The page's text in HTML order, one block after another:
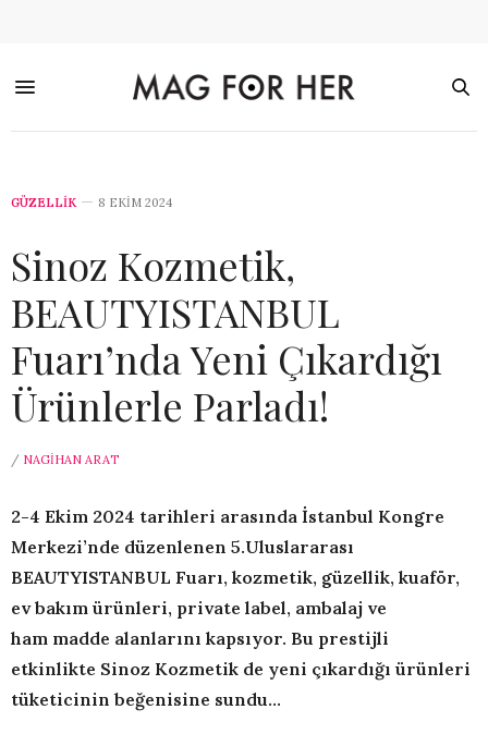
GÜZELLİK 8 EKIM 2024
Sinoz Kozmetik,
BEAUTYISTANBUL
Fuarı’nda Yeni Çıkardığı
Ürünlerle Parladı!
/ NAGIHAN ARAT
2-4 Ekim 2024 tarihleri arasında İstanbul Kongre
Merkezi’nde düzenlenen 5.Uluslararası
BEAUTYISTANBUL Fuarı, kozmetik, güzellik, kuaför,
ev bakım ürünleri, private label, ambalaj ve
ham madde alanlarını kapsıyor. Bu prestijli
etkinlikte Sinoz Kozmetik de yeni çıkardığı ürünleri
tüketicinin beğenisine sundu…